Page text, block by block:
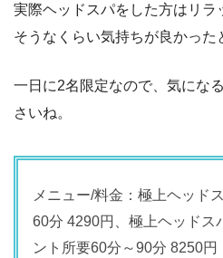
実際ヘッドスパをした方はリラ
そうなくらい気持ちが良かった
一日に2名限定なので、気にな
さいね。
メニュー/料金：極上ヘッド
60分 4290円、極上ヘッドス
ント所要60分～90分 8250円